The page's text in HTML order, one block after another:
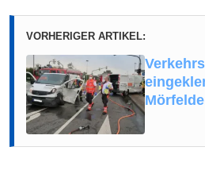
VORHERIGER ARTIKEL: